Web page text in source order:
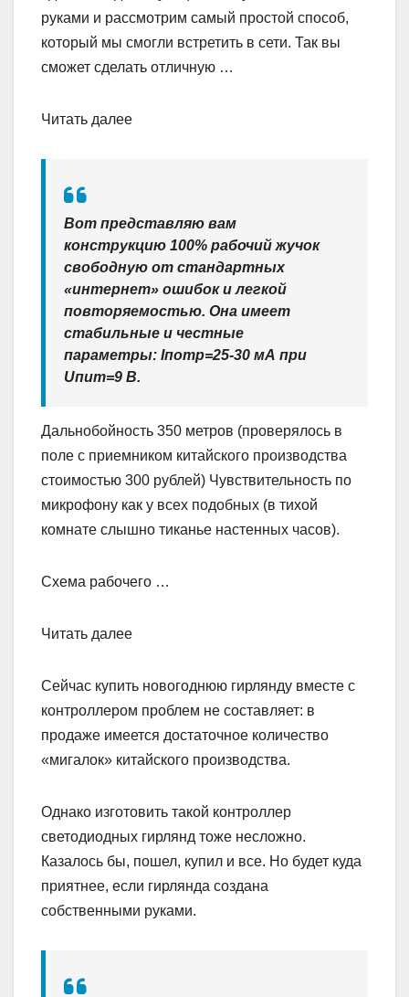
руками и рассмотрим самый простой способ,
который мы смогли встретить в сети. Так вы
сможет сделать отличную …
Читать далее
Вот представляю вам
конструкцию 100% рабочий жучок
свободную от стандартных
«интернет» ошибок и легкой
повторяемостью. Она имеет
стабильные и честные
параметры: Iпотр=25-30 мА при
Uпит=9 В.
Дальнобойность 350 метров (проверялось в
поле с приемником китайского производства
стоимостью 300 рублей) Чувствительность по
микрофону как у всех подобных (в тихой
комнате слышно тиканье настенных часов).
Схема рабочего …
Читать далее
Сейчас купить новогоднюю гирлянду вместе с
контроллером проблем не составляет: в
продаже имеется достаточное количество
«мигалок» китайского производства.
Однако изготовить такой контроллер
светодиодных гирлянд тоже несложно.
Казалось бы, пошел, купил и все. Но будет куда
приятнее, если гирлянда создана
собственными руками.